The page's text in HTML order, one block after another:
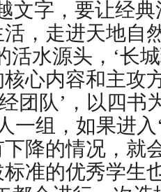
文字，要让经
，走进天地自
活水源头，‘长
心内容和主攻
团队’，以四书
一组，如果进入
降的情况，就
准的优秀学生